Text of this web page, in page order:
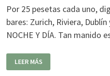
Por 25 pesetas cada uno,
bares: Zurich, Riviera,
NOCHE Y DÍA. Tan manido
Y
DÍA
LEER MÁS